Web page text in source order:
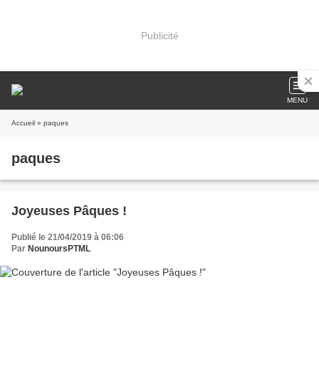
Publicité
MENU
Accueil » paques
paques
Joyeuses Pâques !
Publié le 21/04/2019 à 06:06
Par NounoursPTML